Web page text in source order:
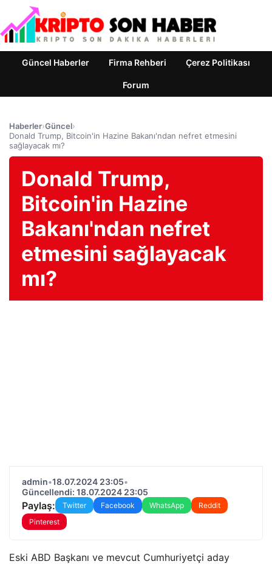
Güncel Haberler Firma Rehberi Çerez Politikası
Forum
Haberler›Güncel›
Donald Trump, Bitcoin'in Hazine Bakanı'ndan nefret etmesini
sağlayacak mı?
Donald Trump,
Bitcoin'in Hazine
Bakanı'ndan nefret
etmesini sağlayacak
mı?
admin•18.07.2024 23:05•
Güncellendi: 18.07.2024 23:05
Paylaş: Twitter Facebook WhatsApp
Reddit
Pinterest
Eski ABD Başkanı ve mevcut Cumhuriyetçi aday